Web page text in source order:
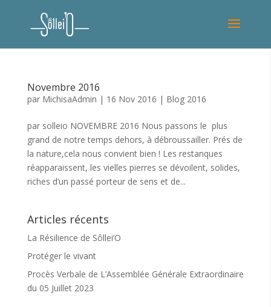
Novembre 2016
par MichisaAdmin | 16 Nov 2016 | Blog 2016
par solleio NOVEMBRE 2016 Nous passons le plus
grand de notre temps dehors, à débroussailler. Prés de
la nature,cela nous convient bien ! Les restanques
réapparaissent, les vielles pierres se dévoilent, solides,
riches d’un passé porteur de sens et de...
Articles récents
La Résilience de Sôllei’O
Protéger le vivant
Procès Verbale de L’Assemblée Générale Extraordinaire
du 05 Juillet 2023